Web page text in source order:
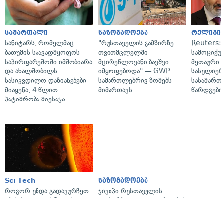
სამართალი
სანიტარს, რომელმაც
ბათუმის საავადმყოფოს
საპირფარეშოში იმშობიარა
და ახალშობილს
სასიკვდილო დაზიანებები
მიაყენა, 4 წლით
პატიმრობა მიესაჯა
საზოგადოება
"რუსთაველის გამზირზე
თვითმცლელში
მცირეწლოვანი ბავშვი
იმყოფებოდა" — GWP
სამართლებრივ ზომებს
მიმართავს
მეთაური
Sci-Tech
როგორ უნდა გადავურჩეთ
საზოგადოება
ჯივიპი რუსთაველის